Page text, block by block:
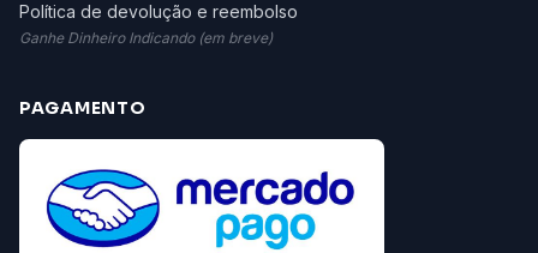
Política de devolução e reembolso
Ganhe Dinheiro Indicando (em breve)
PAGAMENTO